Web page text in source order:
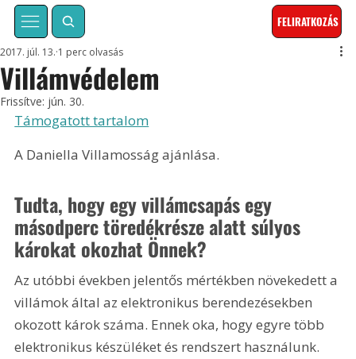
FELIRATKOZÁS
Villámvédelem
2017. júl. 13. 1 perc olvasás
Frissítve: jún. 30.
Támogatott tartalom
A Daniella Villamosság ajánlása.
Tudta, hogy egy villámcsapás egy
másodperc töredékrésze alatt súlyos
károkat okozhat Önnek?
Az utóbbi években jelentős mértékben növekedett a
villámok által az elektronikus berendezésekben
okozott károk száma. Ennek oka, hogy egyre több
elektronikus készüléket és rendszert használunk.